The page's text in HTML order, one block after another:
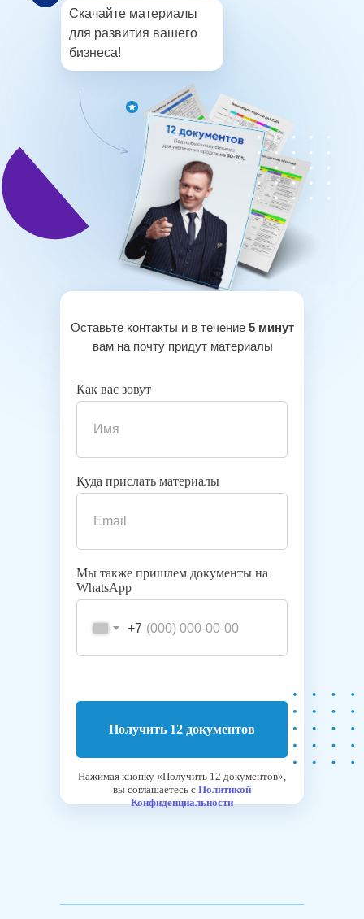
Оставьте контакты и в течение 5 минут
вам на почту придут материалы
Как вас зовут
Куда прислать материалы
Мы также пришлем документы на
WhatsApp
+7
Получить 12 документов
Нажимая кнопку «Получить 12 документов»,
вы соглашаетесь с Политикой
Конфиденциальности
Скачайте материалы
для развития вашего
бизнеса!